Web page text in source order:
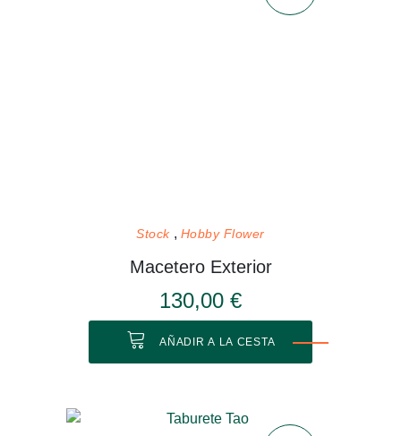
Stock Hobby Flower
Macetero Exterior
130,00 €
AÑADIR A LA CESTA